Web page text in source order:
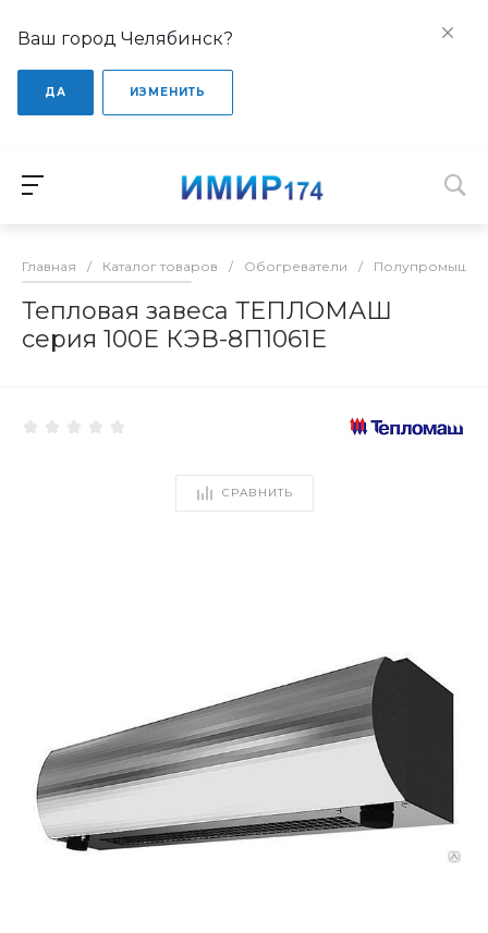
Ваш город Челябинск?
ДА ИЗМЕНИТЬ
Главная / Каталог товаров / Обогреватели /
Тепловая завеса ТЕПЛОМАШ
серия 100Е КЭВ-8П1061Е
СРАВНИТЬ